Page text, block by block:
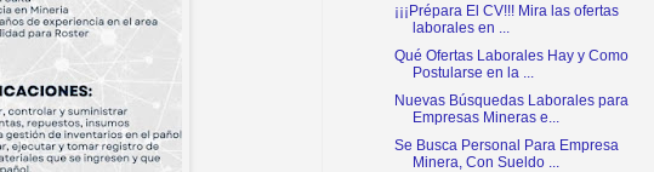
¡¡¡Prépara El CV!!! Mira las ofertas
laborales en ...
Qué Ofertas Laborales Hay y Como
Postularse en la ...
Nuevas Búsquedas Laborales para
Empresas Mineras e...
Se Busca Personal Para Empresa
Minera, Con Sueldo ...